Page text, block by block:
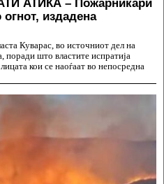
АТИКА – Пожарникари
издадена
Куварас, во источниот дел на
што властите испратија
кои се наоѓаат во непосредна